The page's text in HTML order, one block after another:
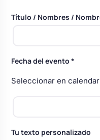
Título / Nombres /
Fecha del evento *
Seleccionar en
Tu texto personalizado